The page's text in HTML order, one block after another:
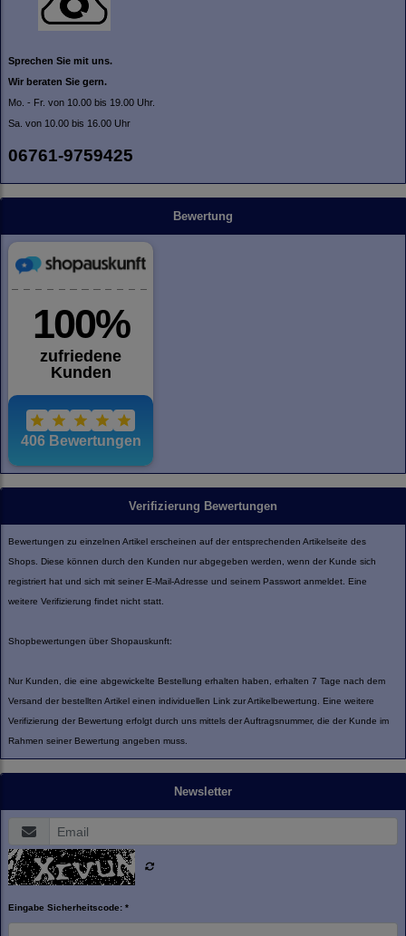
Sprechen Sie mit uns.
Wir beraten Sie gern.
Mo. - Fr. von 10.00 bis 19.00 Uhr.
Sa. von 10.00 bis 16.00 Uhr
06761-9759425
Bewertung
Verifizierung Bewertungen
Bewertungen zu einzelnen Artikel erscheinen auf der entsprechenden Artikelseite des
Shops. Diese können durch den Kunden nur abgegeben werden, wenn der Kunde sich
registriert hat und sich mit seiner E-Mail-Adresse und seinem Passwort anmeldet. Eine
weitere Verifizierung findet nicht statt.
Shopbewertungen über Shopauskunft:
Nur Kunden, die eine abgewickelte Bestellung erhalten haben, erhalten 7 Tage nach dem
Versand der bestellten Artikel einen individuellen Link zur Artikelbewertung. Eine weitere
Verifizierung der Bewertung erfolgt durch uns mittels der Auftragsnummer, die der Kunde im
Rahmen seiner Bewertung angeben muss.
Newsletter
Eingabe Sicherheitscode: *